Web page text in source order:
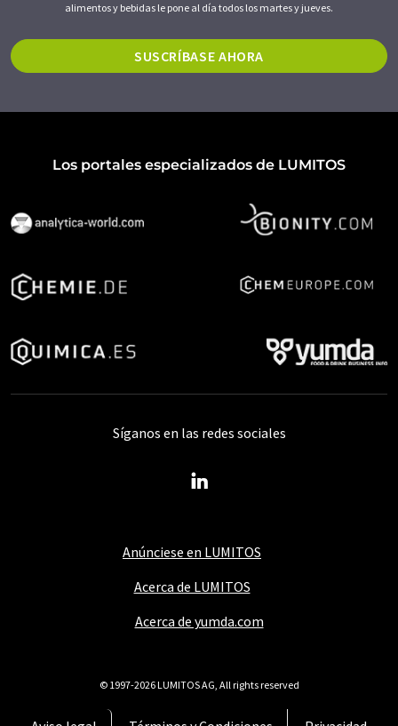
alimentos y bebidas le pone al día todos los martes y jueves.
SUSCRÍBASE AHORA
Los portales especializados de LUMITOS
Anúnciese en LUMITOS
Acerca de LUMITOS
Acerca de yumda.com
Síganos en las redes sociales
© 1997-2026 LUMITOS AG, All rights reserved